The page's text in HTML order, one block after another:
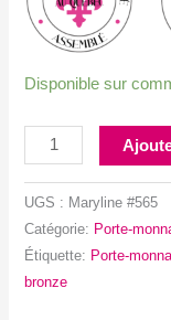
Disponible sur
quantité
de
rétro
UGS : Maryline #565
Catégorie: Porte-
Étiquette: Porte-
bronze